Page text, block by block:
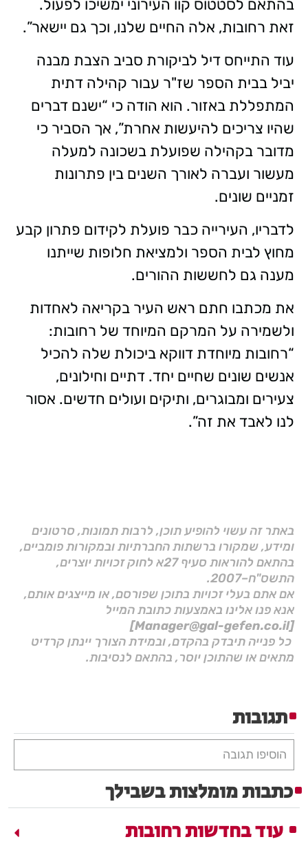
בהתאם לסטטוס קוו העירוני ימשיכו לפעול.
זאת רחובות, אלה החיים שלנו, וכך גם יישאר”.
עוד התייחס דיל לביקורת סביב הצבת מבנה
יביל בבית הספר שז"ר עבור קהילה דתית
המתפללת באזור. הוא הודה כי “ישנם דברים
שהיו צריכים להיעשות אחרת”, אך הסביר כי
מדובר בקהילה שפועלת בשכונה למעלה
מעשור ועברה לאורך השנים בין פתרונות
זמניים שונים.
לדבריו, העירייה כבר פועלת לקידום פתרון קבע
מחוץ לבית הספר ולמציאת חלופות שייתנו
מענה גם לחששות ההורים.
את מכתבו חתם ראש העיר בקריאה לאחדות
ולשמירה על המרקם המיוחד של רחובות:
“רחובות מיוחדת דווקא ביכולת שלה להכיל
אנשים שונים שחיים יחד. דתיים וחילונים,
צעירים ומבוגרים, ותיקים ועולים חדשים. אסור
לנו לאבד את זה”.
באתר זה עשוי להופיע תוכן, לרבות תמונות, סרטונים
ומידע, שמקורו ברשתות החברתיות ובמקורות פומביים,
בהתאם להוראות סעיף 27א לחוק זכויות יוצרים,
התשס"ח–2007.
אם אתם בעלי זכויות בתוכן שפורסם, או מייצגים אותם,
אנא פנו אלינו באמצעות כתובת המייל
[Manager@gal-gefen.co.il]
כל פנייה תיבדק בהקדם, ובמידת הצורך יינתן קרדיט
מתאים או שהתוכן יוסר, בהתאם לנסיבות.
תגובות
הוסיפו תגובה
כתבות מומלצות בשבילך
עוד בחדשות רחובות